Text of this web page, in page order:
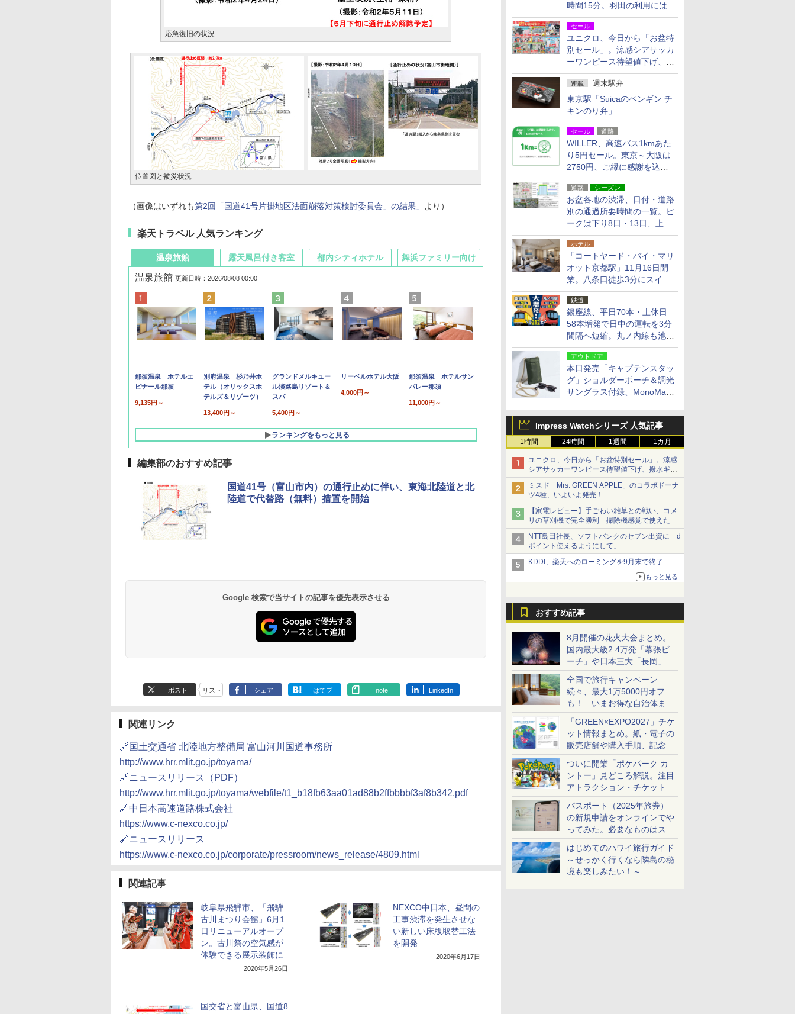
時間15分。羽田の利用には
「空港西出口」の利用検討を
セール
ユニクロ、今日から「お盆特
別セール」。涼感シアサッカ
ーワンピース待望値下げ、撥
水ギアショーツは1990円に
連載 週末駅弁
東京駅「Suicaのペンギン チ
キンのり弁」
セール 道路
WILLER、高速バス1kmあた
り5円セール。東京～大阪は
2750円、ご縁に感謝を込め
た20周年記念キャンペーン
道路 シーズン
お盆各地の渋滞、日付・道路
別の通過所要時間の一覧。ピ
ークは下り8日・13日、上り
14日・15日
ホテル
「コートヤード・バイ・マリ
オット京都駅」11月16日開
業。八条口徒歩3分にスイー
ト含む全270室、ダイニング
も併設
鉄道
銀座線、平日70本・土休日
58本増発で日中の運転を3分
間隔へ短縮。丸ノ内線も池袋
～中野坂上を4分間隔に
アウトドア
本日発売「キャプテンスタッ
グ」ショルダーポーチ＆調光
サングラス付録、MonoMax
Impress Watchシリーズ 人気記事
1時間 24時間 1週間 1カ月
ユニクロ、今日から「お盆特別セール」。涼感
シアサッカーワンピース待望値下げ、撥水ギア
ショーツは1990円に
ミスド「Mrs. GREEN APPLE」のコラボドーナ
ツ4種、いよいよ発売！
【家電レビュー】手ごわい雑草との戦い、コメ
リの草刈機で完全勝利 掃除機感覚で使えた
NTT島田社長、ソフトバンクのセブン出資に「d
ポイント使えるようにして」
KDDI、楽天へのローミングを9月末で終了
もっと見る
おすすめ記事
8月開催の花火大会まとめ。
国内最大級2.4万発「幕張ビ
ーチ」や日本三大「長岡」な
ど大型イベント目白押し！
全国で旅行キャンペーン
続々、最大1万5000円オフ
も！ いまお得な自治体まと
め
「GREEN×EXPO2027」チケ
ット情報まとめ。紙・電子の
販売店舗や購入手順、記念チ
ケットも解説
ついに開業「ポケパーク カ
ントー」見どころ解説。注目
アトラクション・チケット手
配・来場前に必要な準備は？
パスポート（2025年旅券）
の新規申請をオンラインでや
ってみた。必要なものはスマ
ホとマイナカードのみ
はじめてのハワイ旅行ガイド
～せっかく行くなら隣島の秘
境も楽しみたい！～
応急復旧の状況
位置図と被災状況
（画像はいずれも第2回「国道41号片掛地区法面崩落対策検討委員会」の結果」 より）
楽天トラベル 人気ランキング
温泉旅館
温泉旅館 更新日時：2026/08/08 00:00
那須温泉 ホテルエ
ピナール那須
9,135円～
別府温泉 杉乃井ホ
テル（オリックスホ
テルズ＆リゾーツ）
13,400円～
グランドメルキュー
ル淡路島リゾート＆
スパ
5,400円～
リーベルホテル大阪
4,000円～
那須温泉 ホテルサン
バレー那須
11,000円～
ランキングをもっと見る
露天風呂付き客室
10,450円～
19,541円～
都内シティホテル 舞浜ファミリー向け
7,950円～
5,758円～
編集部のおすすめ記事
国道41号（富山市内）の通行止めに伴い、東海北陸道と北
陸道で代替路（無料）措置を開始
Google 検索で当サイトの記事を優先表示させる
ポスト リスト シェア はてブ note LinkedIn
関連リンク
🔗国土交通省 北陸地方整備局 富山河川国道事務所
http://www.hrr.mlit.go.jp/toyama/
🔗ニュースリリース（PDF）
http://www.hrr.mlit.go.jp/toyama/webfile/t1_b18fb63aa01ad88b2ffbbbbf3af8b342.pdf
🔗中日本高速道路株式会社
https://www.c-nexco.co.jp/
🔗ニュースリリース
https://www.c-nexco.co.jp/corporate/pressroom/news_release/4809.html
関連記事
岐阜県飛騨市、「飛騨
古川まつり会館」6月1
日リニューアルオープ
ン。古川祭の空気感が
体験できる展示装飾に
2020年5月26日
NEXCO中日本、昼間の
工事渋滞を発生させな
い新しい床版取替工法
を開発
2020年6月17日
国交省と富山県、国道8